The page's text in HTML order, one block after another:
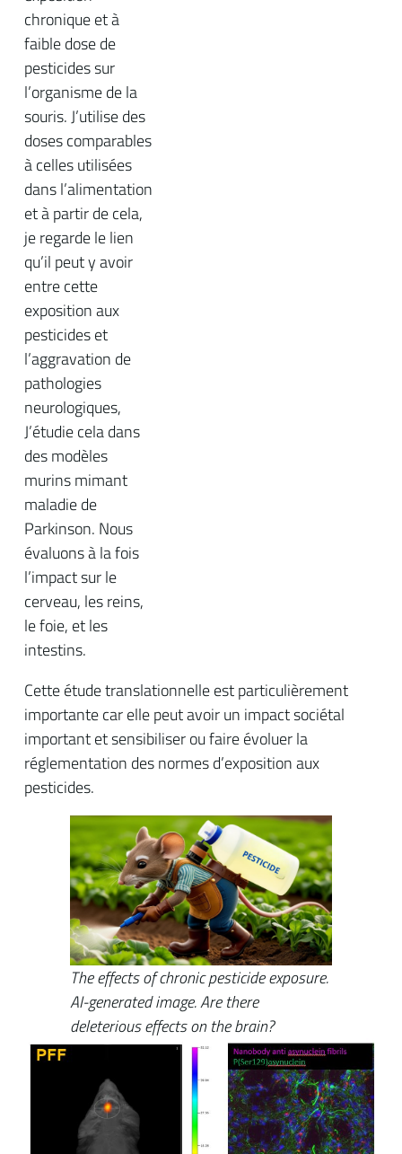
chronique et à
faible dose de
pesticides sur
l’organisme de la
souris. J’utilise des
doses comparables
à celles utilisées
dans l’alimentation
et à partir de cela,
je regarde le lien
qu’il peut y avoir
entre cette
exposition aux
pesticides et
l’aggravation de
pathologies
neurologiques,
J’étudie cela dans
des modèles
murins mimant
maladie de
Parkinson. Nous
évaluons à la fois
l’impact sur le
cerveau, les reins,
le foie, et les
intestins.
Cette étude translationnelle est particulièrement
importante car elle peut avoir un impact sociétal
important et sensibiliser ou faire évoluer la
réglementation des normes d’exposition aux
pesticides.
The effects of chronic pesticide exposure.
AI-generated image. Are there
deleterious effects on the brain?